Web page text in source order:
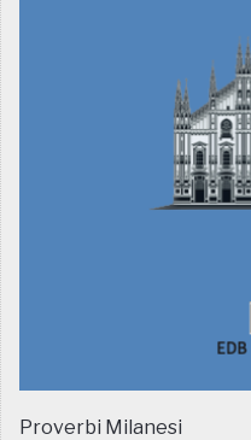
Proverbi Milanesi